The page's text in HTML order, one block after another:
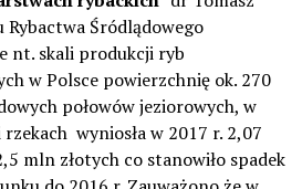
Śródlądowego
nt. skali produkcji ryb
w Polsce powierzchnię ok. 270
połowów jeziorowych, w
wyniosła w 2017 r. 2,07
mln złotych co stanowiło spadek